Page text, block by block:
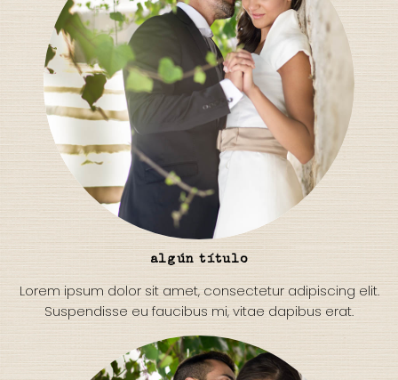
algún título
Lorem ipsum dolor sit amet, consectetur adipiscing elit.
Suspendisse eu faucibus mi, vitae dapibus erat.